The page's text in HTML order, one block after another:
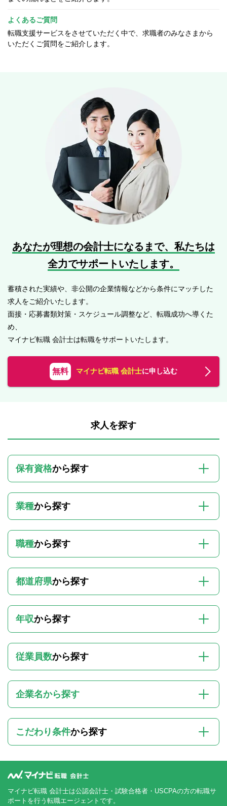
よくあるご質問
転職支援サービスをさせていただく中で、求職者のみなさまから
いただくご質問をご紹介します。
あなたが理想の会計士になるまで、 私たちは
全力でサポートいたします。
蓄積された実績や、非公開の企業情報などから条件にマッチした
求人をご紹介いたします。
面接・応募書類対策・スケジュール調整など、転職成功へ導くた
め、
マイナビ転職 会計士は転職をサポートいたします。
無料 マイナビ転職 会計士に申し込む
求人を探す
保有資格から探す
業種から探す
職種から探す
都道府県から探す
年収から探す
従業員数から探す
企業名から探す
こだわり条件から探す
マイナビ転職 会計士は公認会計士・試験合格者・USCPAの方の転職サ
ポートを行う転職エージェントです。